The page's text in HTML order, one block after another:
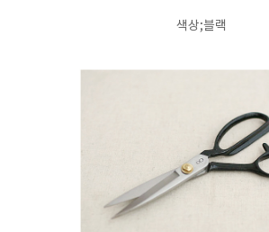
색상;블랙